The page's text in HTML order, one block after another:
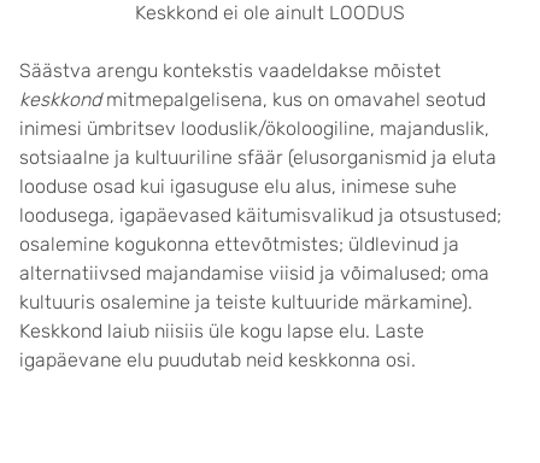
Keskkond ei ole ainult LOODUS
Säästva arengu kontekstis vaadeldakse mõistet
keskkondmitmepalgelisena, kus on omavahel seotud
inimesi ümbritsev looduslik/ökoloogiline, majanduslik,
sotsiaalne ja kultuuriline sfäär (elusorganismid ja eluta
looduse osad kui igasuguse elu alus, inimese suhe
loodusega, igapäevased käitumisvalikud ja otsustused;
osalemine kogukonna ettevõtmistes; üldlevinud ja
alternatiivsed majandamise viisid ja võimalused; oma
kultuuris osalemine ja teiste kultuuride märkamine).
Keskkond laiub niisiis üle kogu lapse elu. Laste
igapäevane elu puudutab neid keskkonna osi.